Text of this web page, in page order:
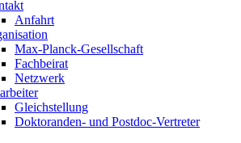
Anfahrt
Max-Planck-Gesellschaft
Fachbeirat
Netzwerk
Gleichstellung
Doktoranden- und Postdoc-Vertreter